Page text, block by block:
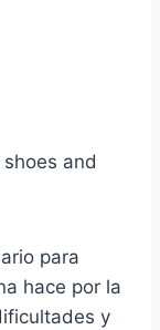
and
para
hace por la
y